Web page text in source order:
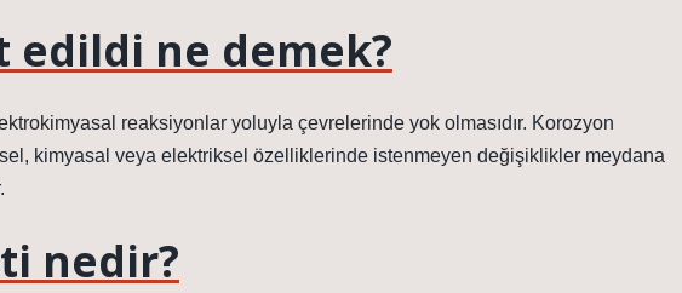
edildi ne demek?
reaksiyonlar yoluyla çevrelerinde yok olmasıdır. Korozyon
kimyasal veya elektriksel özelliklerinde istenmeyen değişiklikler meydana
nedir?